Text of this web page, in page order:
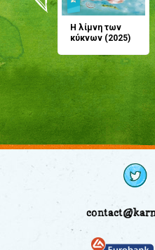
Η λίμνη των
κύκνων (2025)